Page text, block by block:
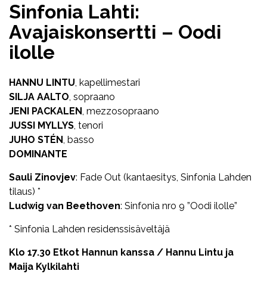
Sinfonia Lahti:
Avajaiskonsertti – Oodi
ilolle
HANNU LINTU, kapellimestari
SILJA AALTO, sopraano
JENI PACKALEN, mezzosopraano
JUSSI MYLLYS, tenori
JUHO STÉN, basso
DOMINANTE
Sauli Zinovjev: Fade Out (kantaesitys, Sinfonia Lahden
tilaus) *
Ludwig van Beethoven: Sinfonia nro 9 ”Oodi ilolle”
* Sinfonia Lahden residenssisäveltäjä
Klo 17.30 Etkot Hannun kanssa / Hannu Lintu ja
Maija Kylkilahti